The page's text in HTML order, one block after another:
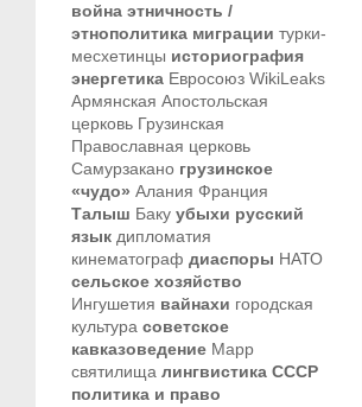
война этничность /
этнополитика миграции турки-
месхетинцы историография
энергетика Евросоюз WikiLeaks
Армянская Апостольская
церковь Грузинская
Православная церковь
Самурзакано грузинское
«чудо» Алания Франция
Талыш Баку убыхи русский
язык дипломатия
кинематограф диаспоры НАТО
сельское хозяйство
Ингушетия вайнахи городская
культура советское
кавказоведение Марр
святилища лингвистика СССР
политика и право